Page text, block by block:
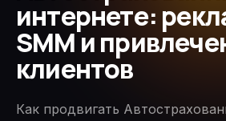
интернете:
SMM и
клиентов
Как продвигать